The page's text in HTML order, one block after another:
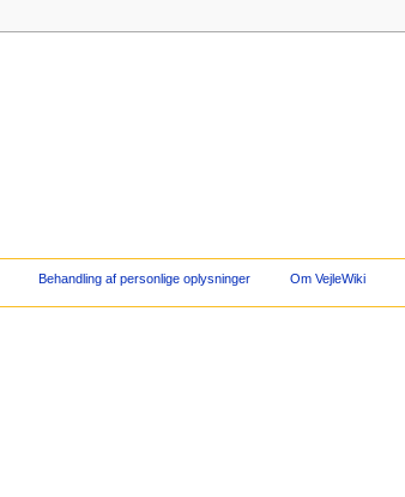
Behandling af personlige oplysninger Om VejleWiki